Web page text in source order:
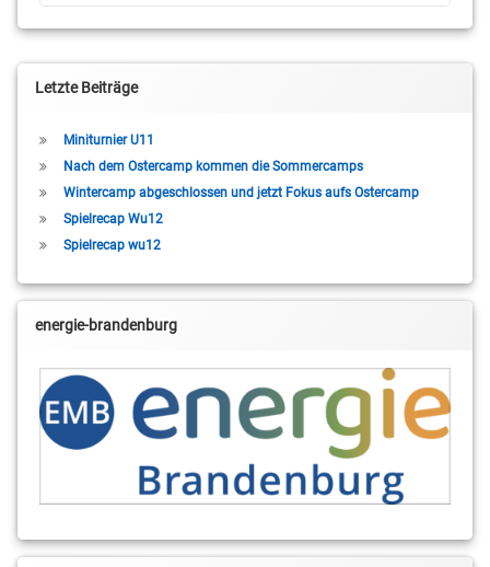
Letzte Beiträge
Miniturnier U11
Nach dem Ostercamp kommen die Sommercamps
Wintercamp abgeschlossen und jetzt Fokus aufs Ostercamp
Spielrecap Wu12
Spielrecap wu12
energie-brandenburg